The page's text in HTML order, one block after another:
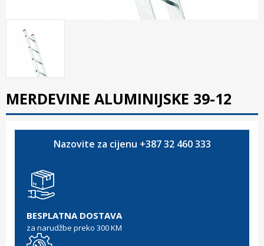
MERDEVINE ALUMINIJSKE 39-12
Nazovite za cijenu +387 32 460 333
BESPLATNA DOSTAVA
za narudžbe preko 300 KM